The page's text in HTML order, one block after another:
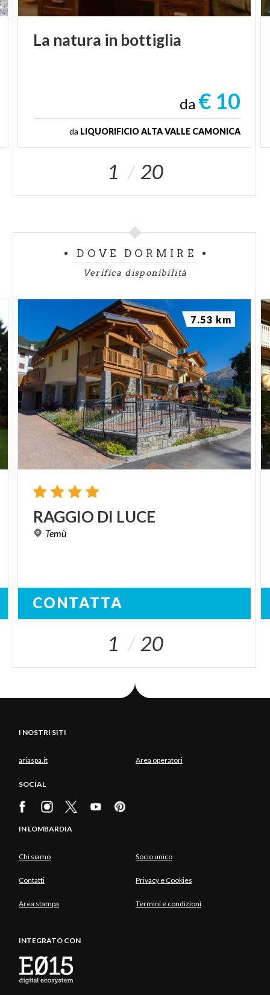
La natura in bottiglia
da € 10
da LIQUORIFICIO ALTA VALLE CAMONICA
1 20
DOVE DORMIRE
Verifica disponibilità
RAGGIO DI LUCE
Temù
CONTATTA
7.53 km
1 20
I NOSTRI SITI
ariaspa.it Area operatori
SOCIAL
IN LOMBARDIA
Chi siamo Socio unico
Contatti Privacy e Cookies
Area stampa Termini e condizioni
INTEGRATO CON